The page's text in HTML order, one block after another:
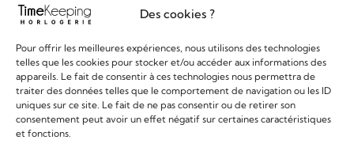
Des cookies ?
Pour offrir les meilleures expériences, nous utilisons des technologies
telles que les cookies pour stocker et/ou accéder aux informations des
appareils. Le fait de consentir à ces technologies nous permettra de
traiter des données telles que le comportement de navigation ou les ID
uniques sur ce site. Le fait de ne pas consentir ou de retirer son
consentement peut avoir un effet négatif sur certaines caractéristiques
et fonctions.
02 31 47 49 97
contact@timekeeping.fr
Liens utiles